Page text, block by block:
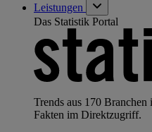
Leistungen
Das Statistik Portal
Trends aus 170
Fakten im Direktzugriff.